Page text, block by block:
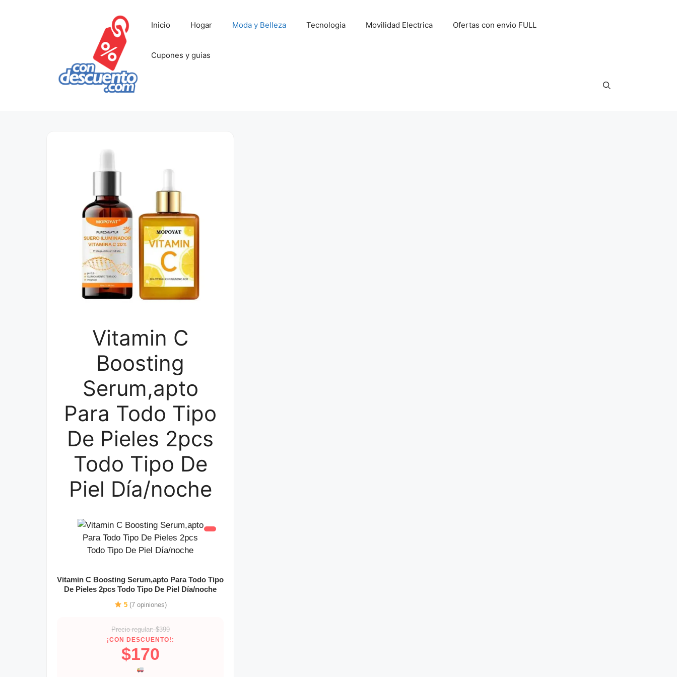
Inicio Hogar Moda y Belleza Tecnologia Movilidad Electrica Ofertas con envio FULL
Cupones y guias
Vitamin C
Boosting
Serum,apto
Para Todo Tipo
De Pieles 2pcs
Todo Tipo De
Piel Día/noche
Vitamin C Boosting Serum,apto Para Todo Tipo
De Pieles 2pcs Todo Tipo De Piel Día/noche
5 (7 opiniones)
Precio regular: $399
¡CON DESCUENTO!:
$170